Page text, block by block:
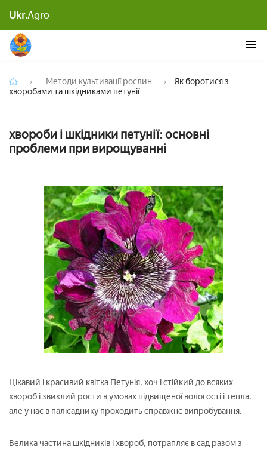
Ukr.AgroЯк боротися з хворобами та шкідниками петунії
Методи культивації рослин
Як боротися з
хворобами та шкідниками петунії
хвороби і шкідники петунії: основні
проблеми при вирощуванні
Цікавий і красивий квітка Петунія, хоч і стійкий до всяких
хвороб і звиклий рости в умовах підвищеної вологості і тепла,
але у нас в палісаднику проходить справжнє випробування.
Велика частина шкідників і хвороб, потрапляє в сад разом з